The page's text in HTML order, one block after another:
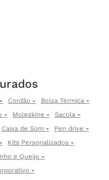
Cordão
Bolsa Térmica
Moleskine
Sacola
Caixa de Som
Pen drive
Kits Personalizados
e Queijo